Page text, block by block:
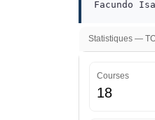
Facundo
Statistiques —
Courses
18